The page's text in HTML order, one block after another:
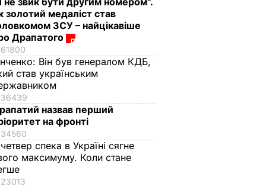
золотий медаліст став
ЗСУ – найцікавіше
Драпатого
61800
Він був генералом КДБ,
став українським
36439
назвав перший
на фронті
34560
спека в Україні сягне
максимуму. Коли стане
23013